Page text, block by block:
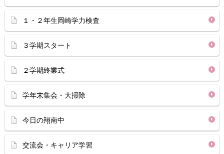
１・２年生岡崎学力検査
３学期スタート
２学期終業式
学年末集会・大掃除
今日の翔南中
交流会・キャリア学習